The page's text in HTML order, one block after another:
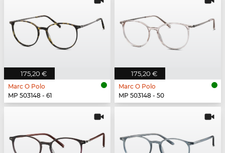
175,20 €
Marc O Polo
MP 503148 - 61
175,20 €
Marc O Polo
MP 503148 - 50